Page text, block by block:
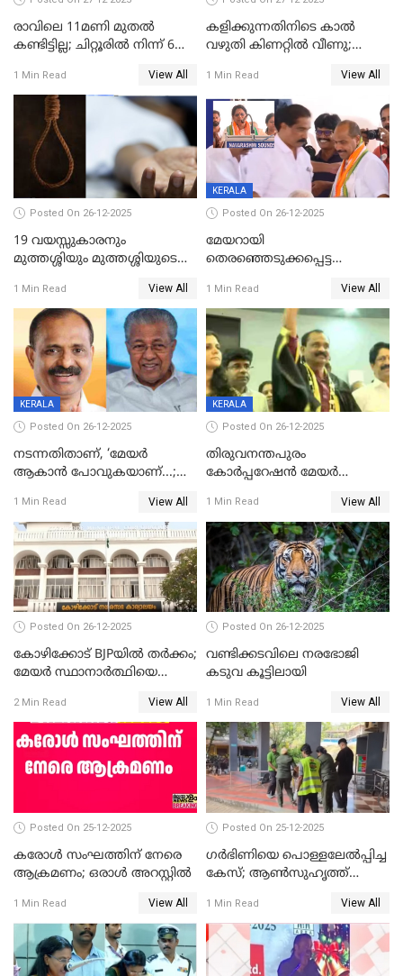
രാവിലെ 11മണി മുതൽ
കണ്ടിട്ടില്ല; ചിറ്റൂരിൽ നിന്ന് 6
1 Min Read View All
കളിക്കുന്നതിനിടെ കാൽ
വഴുതി കിണറ്റിൽ വീണു;
ദാരുണാന്ത്യം
1 Min Read View All
Posted On 26-12-2025
19 വയസ്സുകാരനും
മുത്തശ്ശിയും മുത്തശ്ശിയുടെ
മരിച്ചനിലയിൽ
1 Min Read View All
KERALA
Posted On 26-12-2025
മേയറായി
തെരഞ്ഞെടുക്കപ്പെട്ട
ആദ്യ വോട്ട് അസാധു; കണ്ണൂർ
ഡെപ്യൂട്ടി മേയർ സ്ഥാനത്ത്
താഹിറിന് വിജയം
1 Min Read View All
KERALA
Posted On 26-12-2025
നടന്നതിതാണ്, ‘മേയർ
ആകാൻ പോവുകയാണ്...;
മുഖ്യമന്ത്രിയുടെ ഓഫീസ്
തന്നെ വിശദീകരിയ്ക്കുന്നു;
സത്യമിതാണ്
1 Min Read View All
KERALA
Posted On 26-12-2025
തിരുവനന്തപുരം
കോര്‍പ്പറേഷന്‍ മേയര്‍
ഹൈക്കോടതിയിലേക്ക്;
സത്യപ്രതിജ്ഞ ചടങ്ങില്‍
ചട്ടലംഘനമെന്ന് പാർട്ടി
1 Min Read View All
Posted On 26-12-2025
കോഴിക്കോട് BJPയിൽ തർക്കം;
മേയർ സ്ഥാനാർത്ഥിയെ
2 Min Read View All
Posted On 26-12-2025
വണ്ടിക്കടവിലെ നരഭോജി
കടുവ കൂട്ടിലായി
1 Min Read View All
Posted On 25-12-2025
കരോള്‍ സംഘത്തിന് നേരെ
ആക്രമണം; ഒരാള്‍ അറസ്റ്റില്‍
1 Min Read View All
Posted On 25-12-2025
ഗര്‍ഭിണിയെ പൊള്ളലേല്‍പ്പിച്ച
കേസ്; ആണ്‍സുഹൃത്ത്
1 Min Read View All